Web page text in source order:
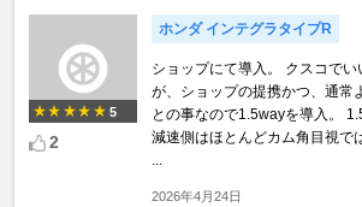
5
2
ホンダ インテグラタイプR
ショップにて導入。 クスコで
が、ショップの提携かつ、通常
との事なので1.5wayを導入。
減速側はほとんどカム角目視で
...
2026年4月24日